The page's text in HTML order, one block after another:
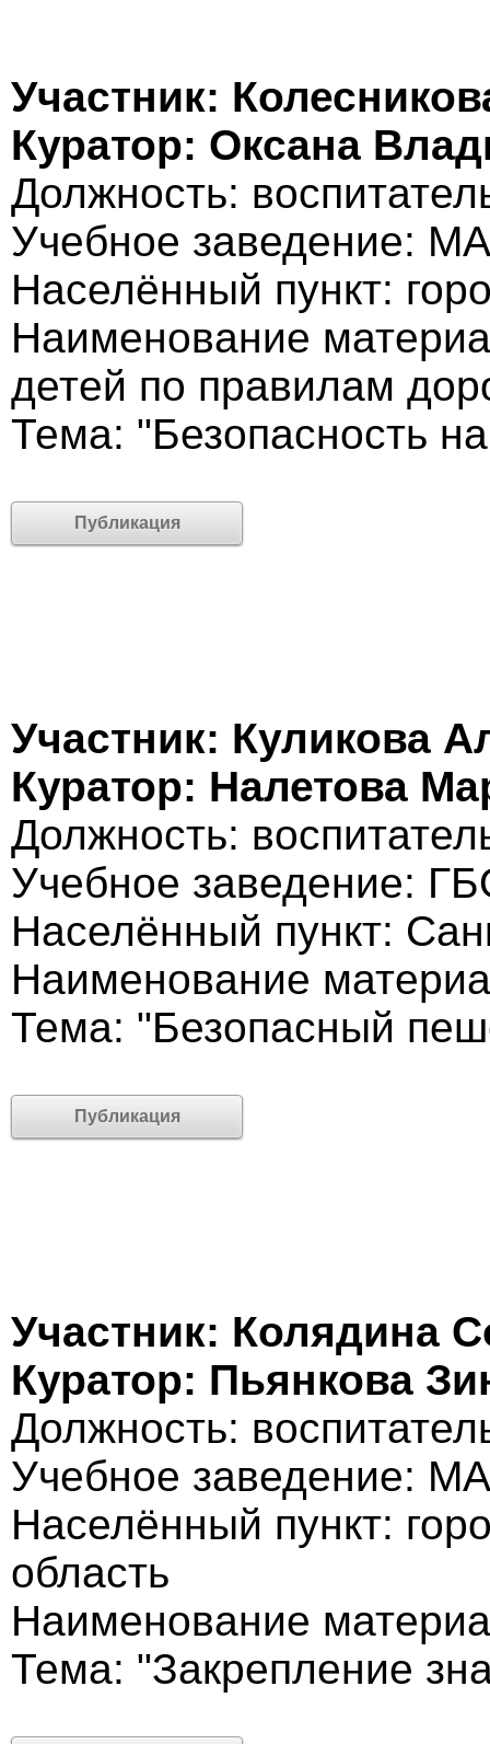
Участник:
Куратор: Оксана
Должность:
Учебное заведение:
Населённый пункт:
Наименование
детей по правилам
Тема: "Безопасность
Публикация
Участник: Куликова
Куратор: Налетова
Должность:
Учебное заведение:
Населённый пункт:
Наименование
Тема: "Безопасный
Публикация
Участник: Колядина
Куратор: Пьянкова
Должность:
Учебное заведение:
Населённый пункт:
область
Наименование
Тема: "Закрепление